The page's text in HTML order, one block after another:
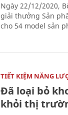
Ngày 22/12/2020,
giải thưởng Sản
cho 54 model sản
TIẾT KIỆM NĂNG
Đã loại bỏ
khỏi thị